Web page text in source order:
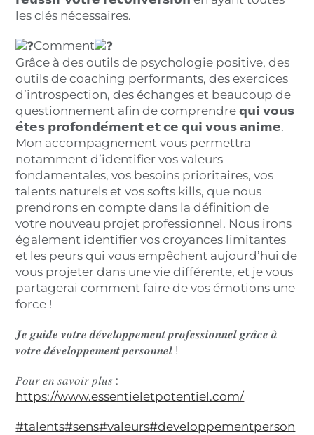
les clés nécessaires.
Comment
Grâce à des outils de psychologie positive, des
outils de coaching performants, des exercices
d’introspection, des échanges et beaucoup de
questionnement afin de comprendre 𝗾𝘂𝗶 𝘃𝗼𝘂𝘀
𝗲̂𝘁𝗲𝘀 𝗽𝗿𝗼𝗳𝗼𝗻𝗱𝗲́𝗺𝗲𝗻𝘁 𝗲𝘁 𝗰𝗲 𝗾𝘂𝗶 𝘃𝗼𝘂𝘀 𝗮𝗻𝗶𝗺𝗲.
Mon accompagnement vous permettra
notamment d’identifier vos valeurs
fondamentales, vos besoins prioritaires, vos
talents naturels et vos softs kills, que nous
prendrons en compte dans la définition de
votre nouveau projet professionnel. Nous irons
également identifier vos croyances limitantes
et les peurs qui vous empêchent aujourd’hui de
vous projeter dans une vie différente, et je vous
partagerai comment faire de vos émotions une
force !
𝑱𝒆 𝒈𝒖𝒊𝒅𝒆 𝒗𝒐𝒕𝒓𝒆 𝒅𝒆́𝒗𝒆𝒍𝒐𝒑𝒑𝒆𝒎𝒆𝒏𝒕 𝒑𝒓𝒐𝒇𝒆𝒔𝒔𝒊𝒐𝒏𝒏𝒆𝒍 𝒈𝒓𝒂̂𝒄𝒆 𝒂̀
𝒗𝒐𝒕𝒓𝒆 𝒅𝒆́𝒗𝒆𝒍𝒐𝒑𝒑𝒆𝒎𝒆𝒏𝒕 𝒑𝒆𝒓𝒔𝒐𝒏𝒏𝒆𝒍 !
𝑃𝑜𝑢𝑟 𝑒𝑛 𝑠𝑎𝑣𝑜𝑖𝑟 𝑝𝑙𝑢𝑠 :
https://www.essentieletpotentiel.com/
#talents#sens#valeurs#developpementperson